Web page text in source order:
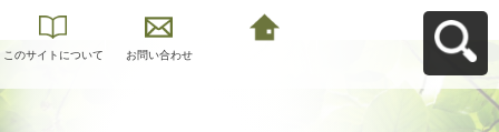
このサイトについて お問い合わせ